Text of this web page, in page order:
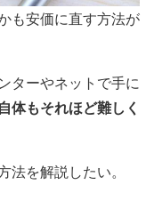
も安価に直す方法が
ターやネットで手に
体もそれほど難しく
法を解説したい。